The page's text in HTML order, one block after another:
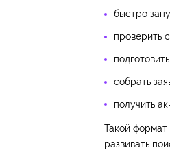
быстро
проверить
собрать
получить
Такой формат
развивать